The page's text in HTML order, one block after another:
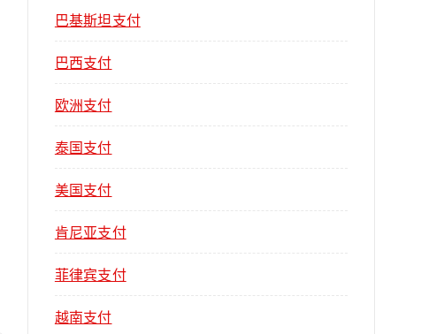
巴基斯坦支付
巴西支付
欧洲支付
泰国支付
美国支付
肯尼亚支付
菲律宾支付
越南支付